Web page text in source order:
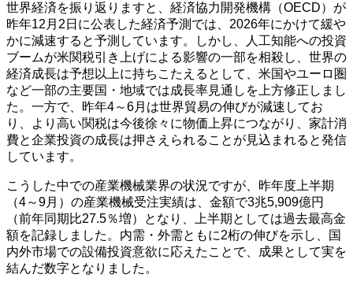
世界経済を振り返りますと、経済協力開発機構（OECD）が
昨年12月2日に公表した経済予測では、2026年にかけて緩や
かに減速すると予測しています。しかし、人工知能への投資
ブームが米関税引き上げによる影響の一部を相殺し、世界の
経済成長は予想以上に持ちこたえるとして、米国やユーロ圏
など一部の主要国・地域では成長率見通しを上方修正しまし
た。一方で、昨年4～6月は世界貿易の伸びが減速してお
り、より高い関税は今後徐々に物価上昇につながり、家計消
費と企業投資の成長は押さえられることが見込まれると発信
しています。
こうした中での産業機械業界の状況ですが、昨年度上半期
（4～9月）の産業機械受注実績は、金額で3兆5,909億円
（前年同期比27.5％増）となり、上半期としては過去最高金
額を記録しました。内需・外需ともに2桁の伸びを示し、国
内外市場での設備投資意欲に応えたことで、成果として実を
結んだ数字となりました。